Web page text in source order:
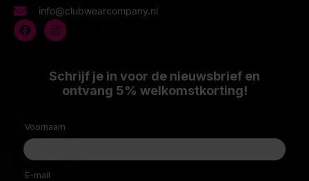
info@clubwearcompany.nl